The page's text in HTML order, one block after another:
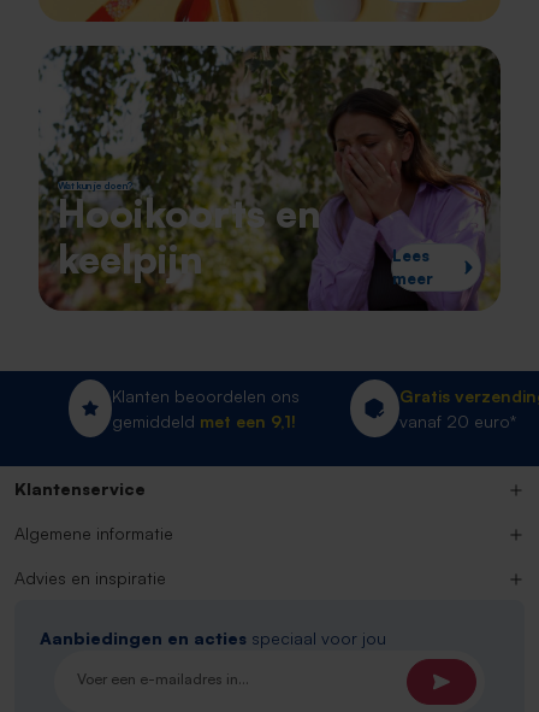
Wat kun je doen?
Hooikoorts en
keelpijn
Lees
meer
Klanten beoordelen ons
gemiddeldmet een 9,1!
Gratis verzending
vanaf 20 euro*
Klantenservice
Algemene informatie
Advies en inspiratie
Aanbiedingen en acties speciaal voor jou
E-mailadres*